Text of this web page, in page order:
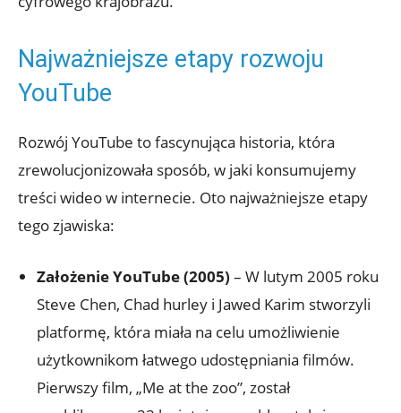
Najważniejsze etapy rozwoju
YouTube
Rozwój YouTube to fascynująca historia, która
zrewolucjonizowała sposób, w jaki konsumujemy
treści wideo w internecie. Oto najważniejsze etapy
tego zjawiska:
Założenie YouTube (2005) – W lutym 2005 roku
Steve Chen, Chad hurley i Jawed Karim stworzyli
platformę, która miała na celu umożliwienie
użytkownikom łatwego udostępniania filmów.
Pierwszy film, „Me at the zoo”, został